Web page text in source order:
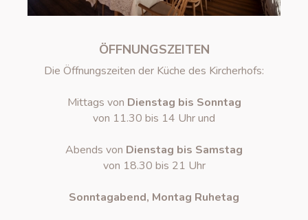
ÖFFNUNGSZEITEN
Die Öffnungszeiten der Küche des Kircherhofs:
Mittags von Dienstag bis Sonntag
von 11.30 bis 14 Uhr und
Abends von Dienstag bis Samstag
von 18.30 bis 21 Uhr
Sonntagabend, Montag Ruhetag